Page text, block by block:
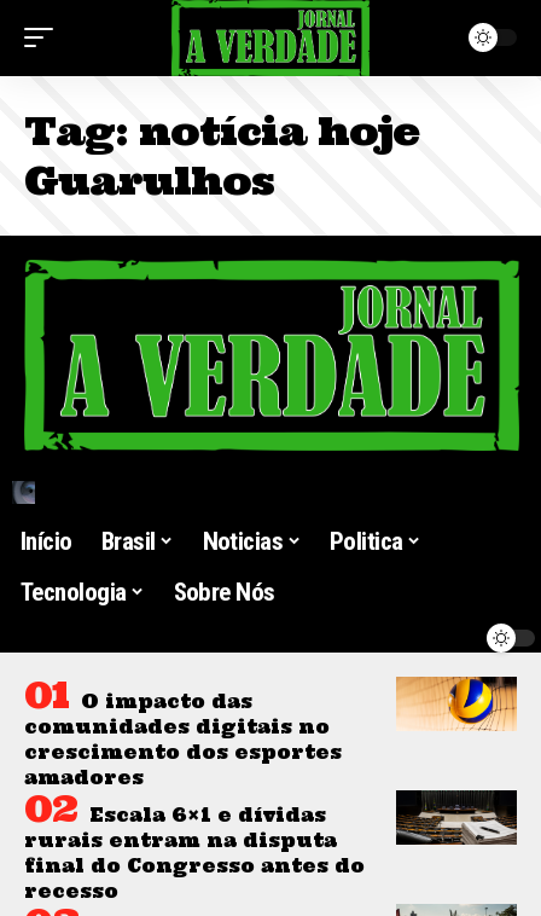
Tag: notícia hoje
Guarulhos
Início Brasil Noticias
Politica
Tecnologia
Sobre Nós
O impacto das
comunidades digitais no
crescimento dos esportes
amadores
Escala 6×1 e dívidas
rurais entram na disputa
final do Congresso antes do
recesso